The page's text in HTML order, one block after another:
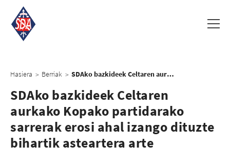
Hasiera > Berriak > SDAko bazkideek Celtaren aurkako Kopako partidarako sarrerak erosi ahal izango dituzte bihartik asteartera arte
SDAko bazkideek Celtaren
aurkako Kopako partidarako
sarrerak erosi ahal izango dituzte
bihartik asteartera arte